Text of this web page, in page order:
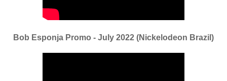
Bob Esponja Promo - July 2022 (Nickelodeon Brazil)